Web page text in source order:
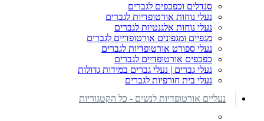
סנדלים וכפכפים לגברים
נעלי נוחות אורטופדיות לגברים
נעלי נוחות אלגנטיות לגברים
מגפיים ומגפונים אורטופדיים לגברים
נעלי ספורט אורטופדיות לגברים
כפכפים אורטופדיים לגברים
נעלי גברים | נעלי גברים במידות גדולות
נעלי בית חורפיות לגברים
נעליים אורטופדיות לנשים - כל הקטגוריות